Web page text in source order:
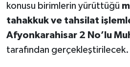
konusu birimlerin yürüttüğü
tahakkuk ve tahsilat
Afyonkarahisar 2 No’lu
tarafından gerçekleştirilecek.